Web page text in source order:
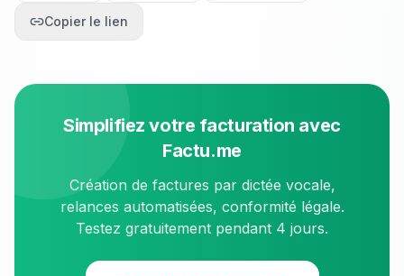
Copier le lien
Simplifiez votre facturation avec
Factu.me
Création de factures par dictée vocale,
relances automatisées, conformité légale.
Testez gratuitement pendant 4 jours.